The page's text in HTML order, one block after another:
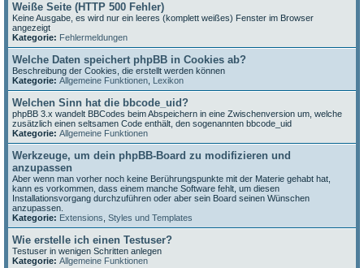
Weiße Seite (HTTP 500 Fehler)
Keine Ausgabe, es wird nur ein leeres (komplett weißes) Fenster im Browser
angezeigt
Kategorie: Fehlermeldungen
Welche Daten speichert phpBB in Cookies ab?
Beschreibung der Cookies, die erstellt werden können
Kategorie: Allgemeine Funktionen Lexikon
Welchen Sinn hat die bbcode_uid?
phpBB 3.x wandelt BBCodes beim Abspeichern in eine Zwischenversion um, welche
zusätzlich einen seltsamen Code enthält, den sogenannten bbcode_uid
Kategorie: Allgemeine Funktionen
Werkzeuge, um dein phpBB-Board zu modifizieren und
anzupassen
Aber wenn man vorher noch keine Berührungspunkte mit der Materie gehabt hat,
kann es vorkommen, dass einem manche Software fehlt, um diesen
Installationsvorgang durchzuführen oder aber sein Board seinen Wünschen
anzupassen.
Kategorie: Extensions Styles und Templates
Wie erstelle ich einen Testuser?
Testuser in wenigen Schritten anlegen
Kategorie: Allgemeine Funktionen